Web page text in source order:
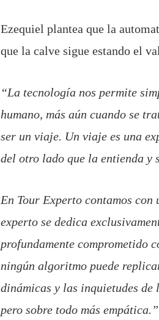
Ezequiel plantea que la
que la calve sigue estando el
“La tecnología nos permite
humano, más aún cuando se
ser un viaje. Un viaje es una
del otro lado que la entienda y
En Tour Experto contamos
experto se dedica
profundamente comprometido
ningún algoritmo puede
dinámicas y las inquietudes de
pero sobre todo más empática.”